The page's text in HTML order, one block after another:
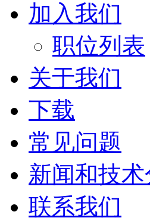
加入我们
职位列表
关于我们
下载
常见问题
新闻和技
联系我们